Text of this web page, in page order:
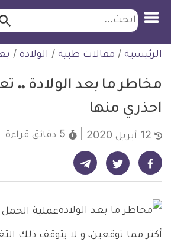
التخطي
للمحتوى
ابحث
الرئيسية / مقالات طبية / الولادة /
مخاطر ما بعد الولادة ..
احذري منها
5 دقائق قراءة
شارك على فيسبوك - ديلي ميديكال انفو شارك على تويتر - ديلي ميديكال انفو شارك على تيليجرام - ديلي ميديكال انفو
عملية
أكثر مما توقعين، و لا يتوقف ذلك